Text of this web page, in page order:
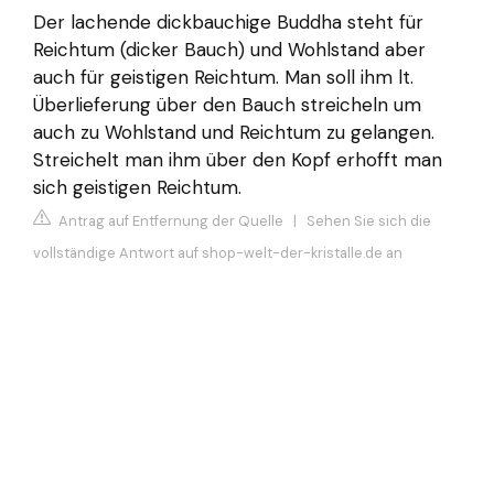
Der lachende dickbauchige Buddha steht für
Reichtum (dicker Bauch) und Wohlstand aber
auch für geistigen Reichtum. Man soll ihm lt.
Überlieferung über den Bauch streicheln um
auch zu Wohlstand und Reichtum zu gelangen.
Streichelt man ihm über den Kopf erhofft man
sich geistigen Reichtum.
Antrag auf Entfernung der Quelle | Sehen Sie sich die
vollständige Antwort auf shop-welt-der-kristalle.de an